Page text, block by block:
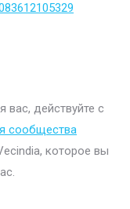
вас, действуйте с
сообщества
которое вы